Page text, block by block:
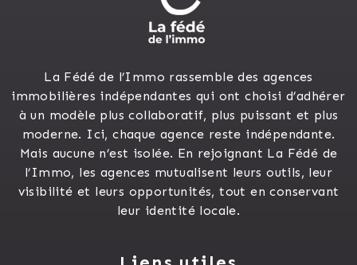
La Fédé de l’Immo rassemble des agences
immobilières indépendantes qui ont choisi d’adhérer
à un modèle plus collaboratif, plus puissant et plus
moderne. Ici, chaque agence reste indépendante.
Mais aucune n’est isolée. En rejoignant La Fédé de
l’Immo, les agences mutualisent leurs outils, leur
visibilité et leurs opportunités, tout en conservant
leur identité locale.